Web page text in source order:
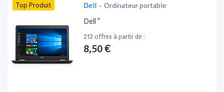
Top Produit Dell - Ordinateur portable
Dell ”
212 offres à partir de :
8,50 €